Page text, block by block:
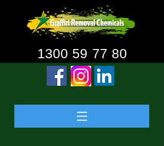
1300 59 77 80